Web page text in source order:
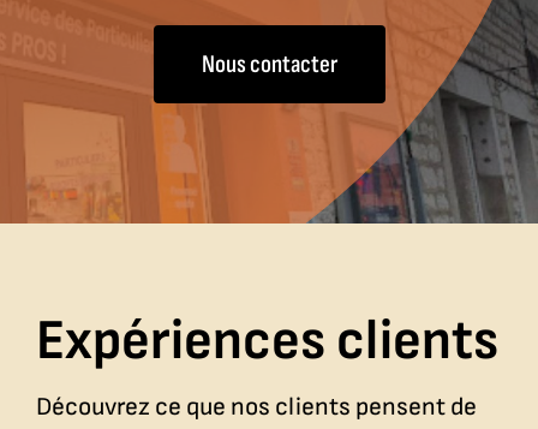
Nous contacter
Expériences clients
Découvrez ce que nos clients pensent de